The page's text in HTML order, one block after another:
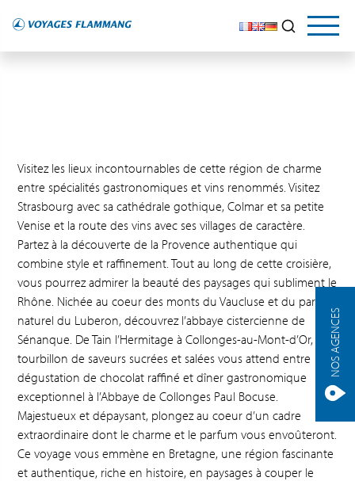
NOS AGENCES
Visitez les lieux incontournables de cette région de charme
entre spécialités gastronomiques et vins renommés. Visitez
Strasbourg avec sa cathédrale gothique, Colmar et sa petite
Venise et la route des vins avec ses villages de caractère.
Partez à la découverte de la Provence authentique qui
combine style et raffinement. Tout au long de cette croisière,
vous pourrez admirer la beauté des paysages qui subliment le
Rhône. Nichée au coeur des monts du Vaucluse et du parc
naturel du Luberon, découvrez l’abbaye cistercienne de
Sénanque. De Tain l’Hermitage à Collonges-au-Mont-d’Or, un
tourbillon de saveurs sucrées et salées vous attend entre
dégustation de chocolat raffiné et dîner gastronomique
exceptionnel à l’Abbaye de Collonges Paul Bocuse.
Majestueux et dépaysant, plongez au coeur d’un cadre
extraordinaire dont le charme et le parfum vous envoûteront.
Ce voyage vous emmène en Bretagne, une région fascinante
et authentique, riche en histoire, en paysages à couper le